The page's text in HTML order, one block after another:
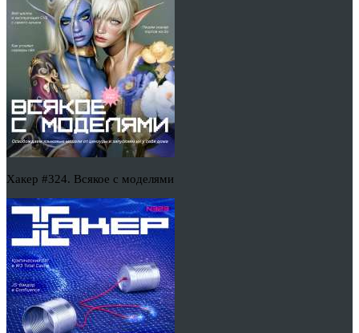
Хакер #324. Всякое с моделями